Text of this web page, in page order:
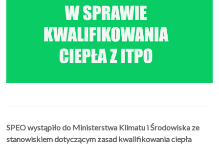
SPEO wystąpiło do Ministerstwa Klimatu i Środowiska ze
stanowiskiem dotyczącym zasad kwalifikowania ciepła